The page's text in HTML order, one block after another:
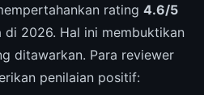
rating 4.6/5
2026. Hal ini membuktikan
ditawarkan. Para reviewer
penilaian positif: